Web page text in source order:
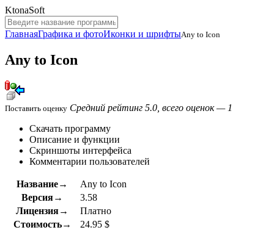
KtonaSoft
ГлавнаяГрафика и фотоИконки и шрифтыAny to Icon
Any to Icon
Поставить оценку Средний рейтинг 5.0, всего оценок — 1
Скачать программу
Описание и функции
Скриншоты интерфейса
Комментарии пользователей
Название→
Any to Icon
Версия→
3.58
Лицензия→
Платно
Стоимость→
24.95 $